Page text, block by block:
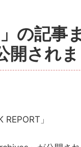
の記事
開されま
」